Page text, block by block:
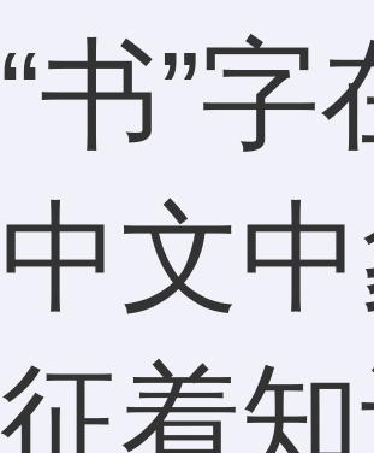
“书”字
中文
征着